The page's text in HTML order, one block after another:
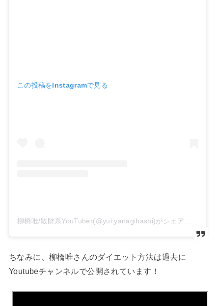
この投稿をInstagramで見る
柳橋唯/散財系YouTuber(@yui.yanagihashi)がシェアした投稿
ちなみに、柳橋唯さんのダイエット方法は過去に
Youtubeチャンネルで公開されています！